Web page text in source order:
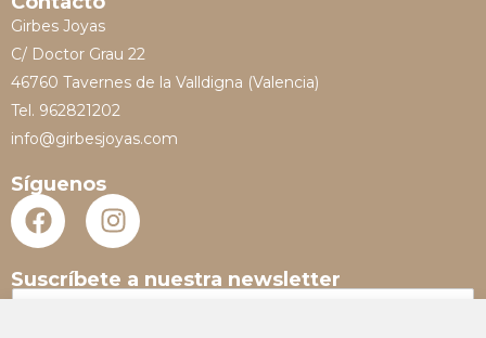
Girbes Joyas
C/ Doctor Grau 22
46760 Tavernes de la Valldigna (Valencia)
Tel. 962821202
info@girbesjoyas.com
Síguenos
Suscríbete a nuestra newsletter
N